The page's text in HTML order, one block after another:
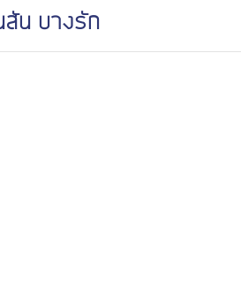
สัน บางรัก